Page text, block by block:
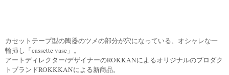
カセットテープ型の陶器のツメの部分が穴になっている、オシャレな一
輪挿し「cassette vase」。
アートディレクター/デザイナーのROKKANによるオリジナルのプロダク
トブランドROKKKANによる新商品。